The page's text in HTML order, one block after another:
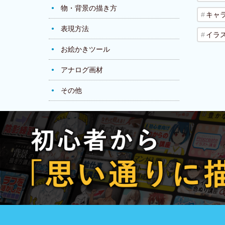
物・背景の描き方
表現方法
お絵かきツール
アナログ画材
その他
キャ
イラ